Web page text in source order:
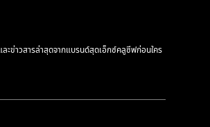
ะข่าวสารล่าสุดจากแบรนด์สุดเอ็กซ์คลูซีฟก่อนใคร